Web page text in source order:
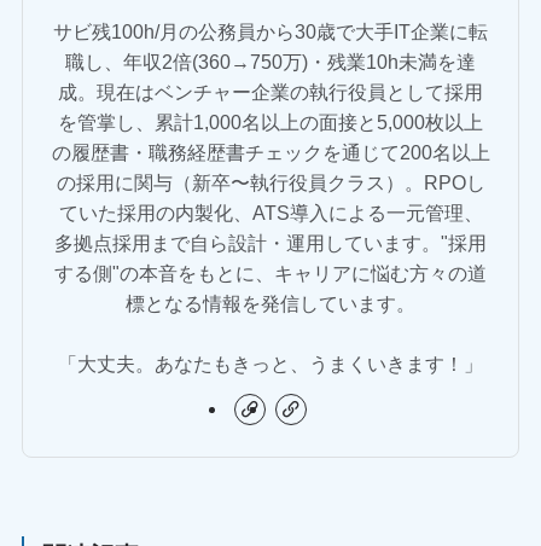
サビ残100h/月の公務員から30歳で大手IT企業に転
職し、年収2倍(360→750万)・残業10h未満を達
成。現在はベンチャー企業の執行役員として採用
を管掌し、累計1,000名以上の面接と5,000枚以上
の履歴書・職務経歴書チェックを通じて200名以上
の採用に関与（新卒〜執行役員クラス）。RPOし
ていた採用の内製化、ATS導入による一元管理、
多拠点採用まで自ら設計・運用しています。"採用
する側"の本音をもとに、キャリアに悩む方々の道
標となる情報を発信しています。
「大丈夫。あなたもきっと、うまくいきます！」